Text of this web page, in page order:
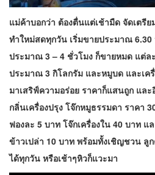
แม่ค้าบอกว่า ต้องตื่นแต่เช้ามืด จัดเตรีย
ทำใหม่สดทุกวัน เริ่มขายประมาณ
ประมาณ 3 – 4 ชั่วโมง ก็ขายหมด แต่ล
ประมาณ 3 กิโลกรัม และหมูบด และเค
มาเสริฟ์ความอร่อย ราคาก็แสนถูก แล
กลิ่นเครื่องปรุง โจ๊กหมูธรรมดา ราคา
ฟองละ 5 บาท โจ๊กเครื่องใน 40 บาท แ
ข้าวเปล่า 10 บาท พร้อมทั้งเชิญชวน ลู
ได้ทุกวัน หรือเช้าๆหิวก็แวะมา